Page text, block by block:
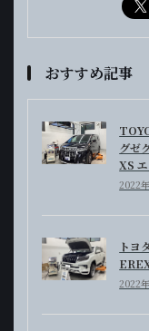
おすすめ記事
グゼ
XS
2022
トヨ
2022